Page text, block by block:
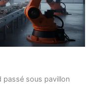
passé sous pavillon